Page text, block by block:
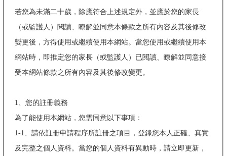
若您為未滿二十歲，除應符合上述規定外，並應於您的家長
（或監護人）閱讀、瞭解並同意本條款之所有內容及其後修改
變更後，方得使用或繼續使用本網站。當您使用或繼續使用本
網站時，即推定您的家長（或監護人）已閱讀、瞭解並同意接
受本網站條款之所有內容及其後修改變更。
1、您的註冊義務
為了能使用本網站，您需同意以下事項：
1-1、請依註冊申請程序所註冊之項目，登錄您本人正確、真實
及完整之個人資料。當您的個人資料有異動時，請立即更新，